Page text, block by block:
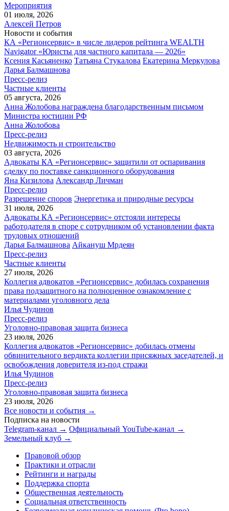
Мероприятия
01 июля, 2026
Алексей Петров
Новости и события
КА «Регионсервис» в числе лидеров рейтинга WEALTH
Navigator «Юристы для частного капитала — 2026»
Ксения Касьяненко Татьяна Стукалова Екатерина Меркулова
Дарья Балмашнова
Пресс-релиз
Частные клиенты
05 августа, 2026
Анна Жолобова награждена благодарственным письмом
Министра юстиции РФ
Анна Жолобова
Пресс-релиз
Недвижимость и строительство
03 августа, 2026
Адвокаты КА «Регионсервис» защитили от оспаривания
сделку по поставке санкционного оборудования
Яна Кизилова Александр Личман
Пресс-релиз
Разрешение споров Энергетика и природные ресурсы
31 июля, 2026
Адвокаты КА «Регионсервис» отстояли интересы
работодателя в споре с сотрудником об установлении факта
трудовых отношений
Дарья Балмашнова Айкануш Мрдеян
Пресс-релиз
Частные клиенты
27 июля, 2026
Коллегия адвокатов «Регионсервис» добилась сохранения
права подзащитного на полноценное ознакомление с
материалами уголовного дела
Илья Чудинов
Пресс-релиз
Уголовно-правовая защита бизнеса
23 июля, 2026
Коллегия адвокатов «Регионсервис» добилась отмены
обвинительного вердикта коллегии присяжных заседателей, и
освобождения доверителя из-под стражи
Илья Чудинов
Пресс-релиз
Уголовно-правовая защита бизнеса
23 июля, 2026
Все новости и события →
Подписка на новости
Telegram-канал → Официальный YouTube-канал →
Земельный клуб →
Правовой обзор
Практики и отрасли
Рейтинги и награды
Поддержка спорта
Общественная деятельность
Социальная ответственность